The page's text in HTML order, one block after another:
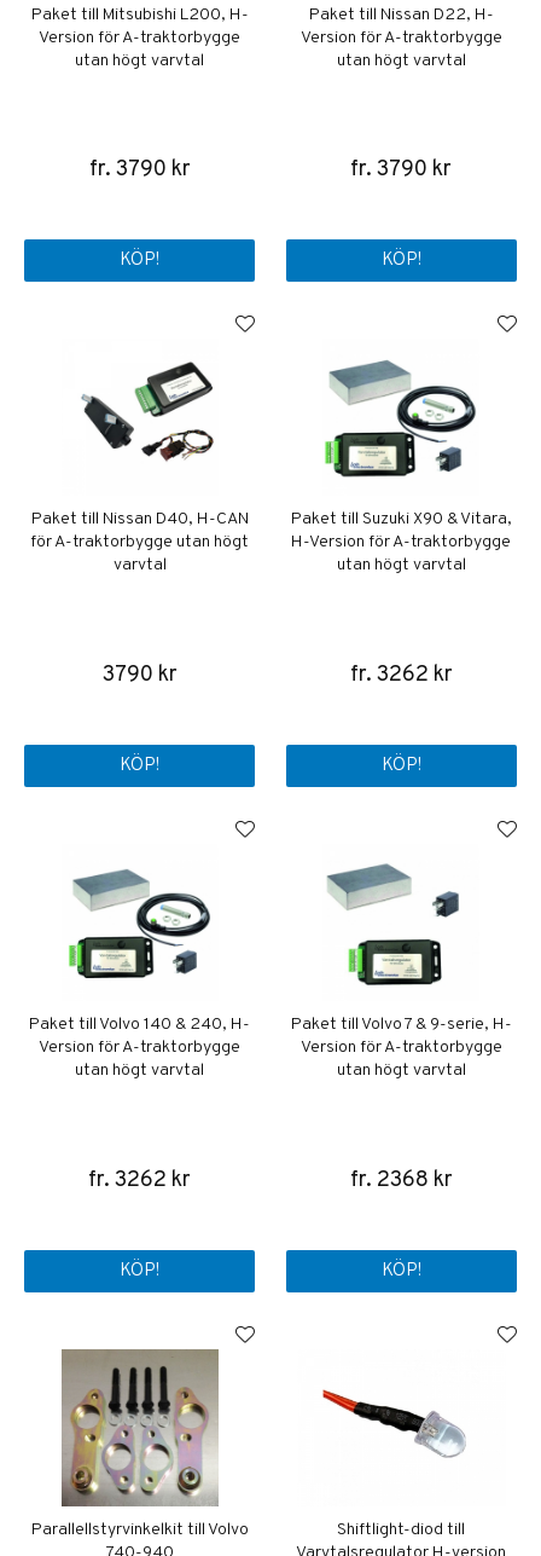
Paket till Mitsubishi L200, H-
Version för A-traktorbygge
utan högt varvtal
fr. 3790 kr
KÖP!
Paket till Nissan D22, H-
Version för A-traktorbygge
utan högt varvtal
fr. 3790 kr
KÖP!
Paket till Nissan D40, H-CAN
för A-traktorbygge utan högt
varvtal
3790 kr
KÖP!
Paket till Suzuki X90 & Vitara,
H-Version för A-traktorbygge
utan högt varvtal
fr. 3262 kr
KÖP!
Paket till Volvo 140 & 240, H-
Version för A-traktorbygge
utan högt varvtal
fr. 3262 kr
KÖP!
Paket till Volvo 7 & 9-serie, H-
Version för A-traktorbygge
utan högt varvtal
fr. 2368 kr
KÖP!
Parallellstyrvinkelkit till Volvo
Shiftlight-diod till